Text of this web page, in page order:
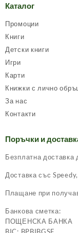
Каталог
Промоции
Книги
Детски книги
Игри
Карти
Книжки с лично
За нас
Контакти
Поръчки и
Безплатна
Доставка със
Плащане при
Банкова сметка:
ПОЩЕНСКА БАНКА
BIC: BPBIBGSF